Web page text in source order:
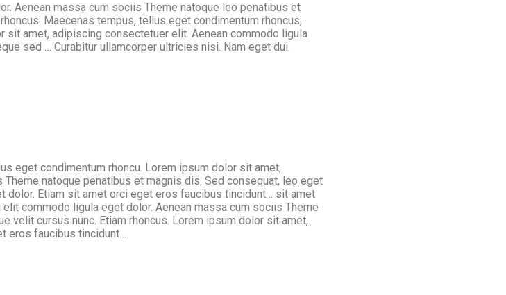
Aenean massa cum sociis Theme natoque leo penatibus et
Maecenas tempus, tellus eget condimentum rhoncus,
amet, adipiscing consectetuer elit. Aenean commodo ligula
sed … Curabitur ullamcorper ultricies nisi. Nam eget dui.
eget condimentum rhoncu. Lorem ipsum dolor sit amet,
natoque penatibus et magnis dis. Sed consequat, leo eget
dolor. Etiam sit amet orci eget eros faucibus tincidunt… sit amet
commodo ligula eget dolor. Aenean massa cum sociis Theme
velit cursus nunc. Etiam rhoncus. Lorem ipsum dolor sit amet,
eros faucibus tincidunt…